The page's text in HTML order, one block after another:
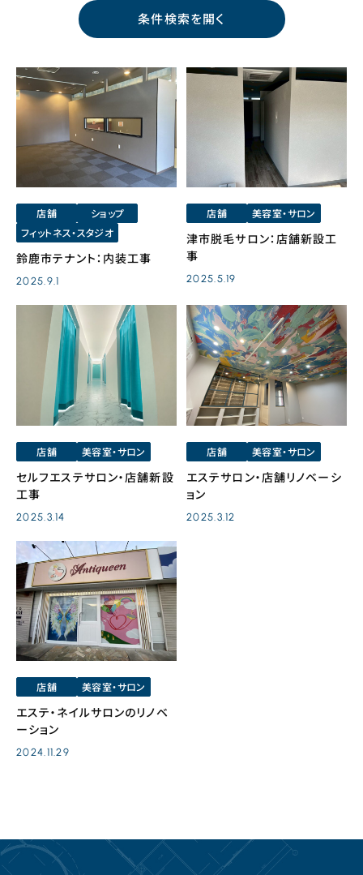
条件検索を開く
店舗
ショップ
フィットネス・スタジオ
鈴鹿市テナント：内装工事
2025.9.1
店舗 美容室・サロン
津市脱毛サロン：店舗新設工
事
2025.5.19
店舗 美容室・サロン
セルフエステサロン・店舗新設
工事
2025.3.14
店舗 美容室・サロン
エステサロン・店舗リノベーシ
ョン
2025.3.12
店舗 美容室・サロン
エステ・ネイルサロンのリノベ
ーション
2024.11.29